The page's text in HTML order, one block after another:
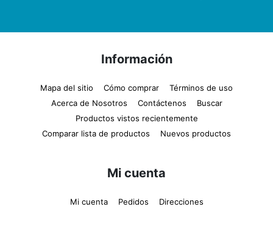
Información
Mapa del sitio Cómo comprar
Términos de uso
Acerca de Nosotros
Contáctenos
Buscar
Productos vistos recientemente
Comparar lista de productos
Nuevos productos
Mi cuenta
Mi cuenta Pedidos Direcciones